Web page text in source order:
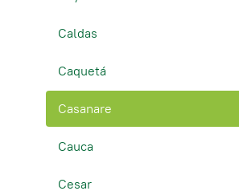
Caldas
Caquetá
Casanare
Cauca
Cesar